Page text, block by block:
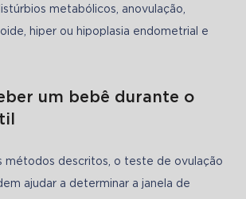
metabólicos, anovulação,
um bebê durante o
métodos descritos, o teste de ovulação
ajudar a determinar a janela de